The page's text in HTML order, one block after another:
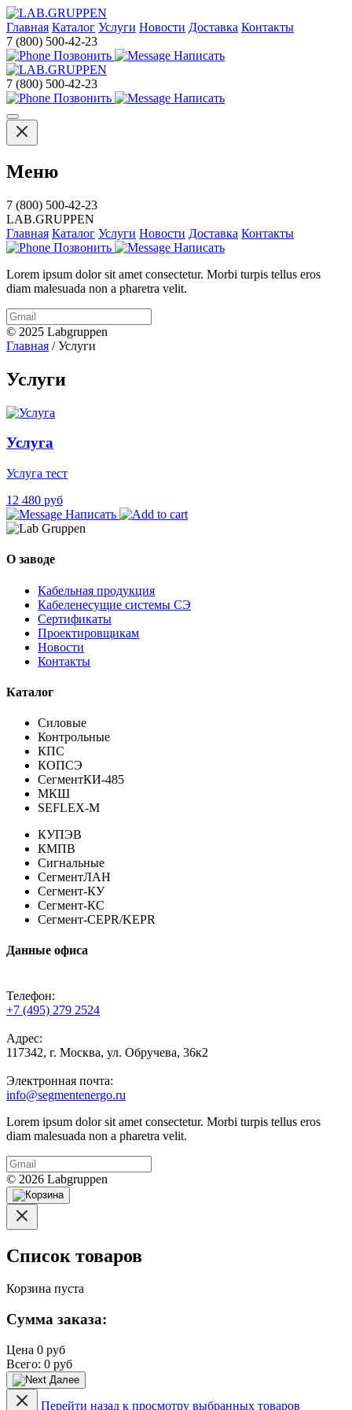
Главная Каталог Услуги Новости Доставка Контакты
7 (800) 500-42-23
Позвонить
Написать
7 (800) 500-42-23
Позвонить
Написать
Меню
7 (800) 500-42-23
LAB.GRUPPEN
Главная Каталог Услуги Новости Доставка Контакты
Позвонить
Написать
Lorem ipsum dolor sit amet consectetur. Morbi turpis tellus eros
diam malesuada non a pharetra velit.
© 2025 Labgruppen
Главная / Услуги
Услуги
Услуга
Услуга тест
12 480 руб
Написать
О заводе
Кабельная продукция
Кабеленесущие системы СЭ
Сертификаты
Проектировщикам
Новости
Контакты
Каталог
Силовые
Контрольные
КПС
КОПСЭ
СегментКИ-485
МКШ
SEFLEX-M
КУПЭВ
КМПВ
Сигнальные
СегментЛАН
Сегмент-КУ
Сегмент-КС
Сегмент-CEPR/KEPR
Данные офиса
Телефон:
+7 (495) 279 2524
Адрес:
117342, г. Москва, ул. Обручева, 36к2
Электронная почта:
info@segmentenergo.ru
Lorem ipsum dolor sit amet consectetur. Morbi turpis tellus eros
diam malesuada non a pharetra velit.
© 2026 Labgruppen
Список товаров
Корзина пуста
Сумма заказа:
Цена 0 руб
Всего: 0 руб
Далее
Перейти назад к просмотру выбранных товаров